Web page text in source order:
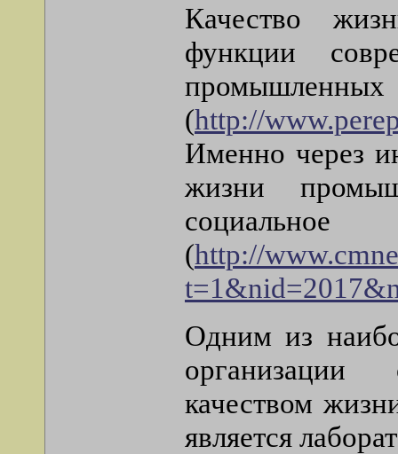
Качество
функции
(http://
Именно через
жизни
(http://
Одним из
организации
качеством
является